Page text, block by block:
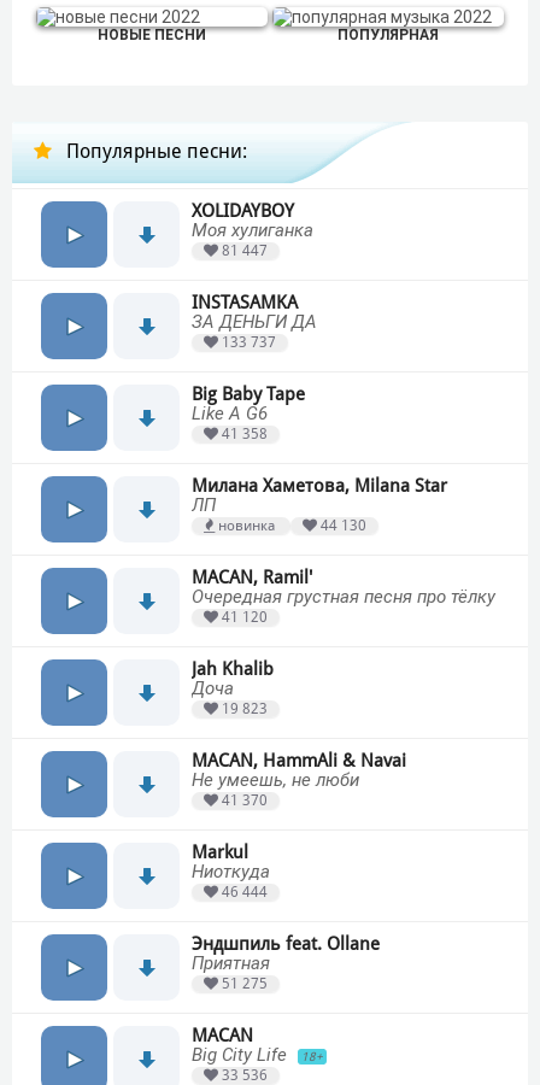
НОВЫЕ ПЕСНИ ПОПУЛЯРНАЯ
Популярные песни:
XOLIDAYBOY
Моя хулиганка
81 447
INSTASAMKA
ЗА ДЕНЬГИ ДА
133 737
Big Baby Tape
Like A G6
41 358
Милана Хаметова, Milana Star
ЛП
новинка 44 130
MACAN, Ramil'
Очередная грустная песня про тёлку
41 120
Jah Khalib
Доча
19 823
MACAN, HammAli & Navai
Не умеешь, не люби
41 370
Markul
Ниоткуда
46 444
Эндшпиль feat. Ollane
Приятная
51 275
MACAN
Big City Life
18+
33 536